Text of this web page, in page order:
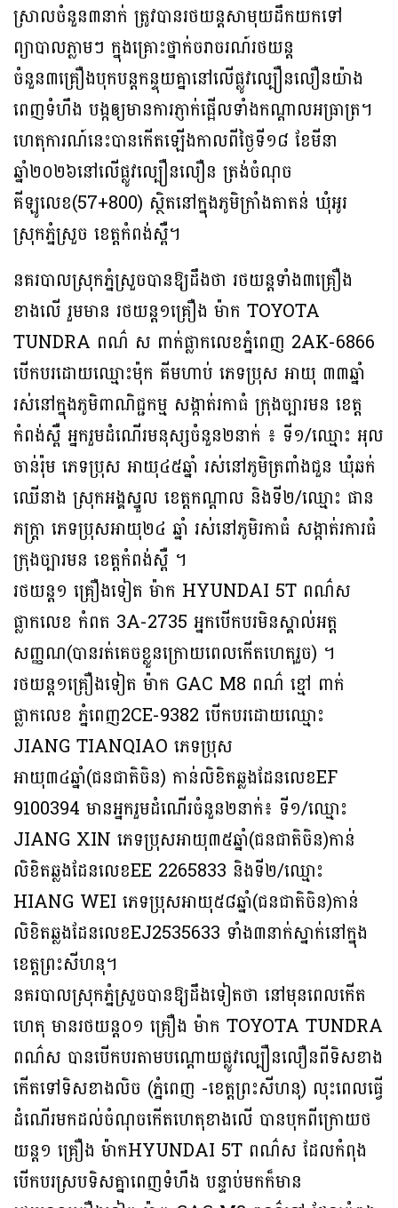
ស្រាលចំនួន៣នាក់ ត្រូវបានរថយន្តសាមុយដឹកយកទៅ
ព្យាបាលភ្លាមៗ ក្នុងគ្រោះថ្នាក់ចរាចរណ៍រថយន្ត
ចំនួន៣គ្រឿងបុកបន្តកន្ទុយគ្នានៅលើផ្លូវល្បឿនលឿនយ៉ាង
ពេញទំហឹង បង្កឲ្យមានការភ្ញាក់ផ្អើលទាំងកណ្ដាលអធ្រាត្រ។
ហេតុការណ៍នេះបានកើតឡើងកាលពីថ្ងៃទី១៨ ខែមីនា
ឆ្នាំ២០២៦នៅលើផ្លូវល្បឿនលឿន ត្រង់ចំណុច
គីឡូលេខ(57+800) ស្ថិតនៅក្នុងភូមិក្រាំងតាតន់ ឃុំអូរ
ស្រុកភ្នំស្រួច ខេត្តកំពង់ស្ពឺ។
នគរបាលស្រុកភ្នំស្រួចបានឱ្យដឹងថា រថយន្តទាំង៣គ្រឿង
ខាងលើ រួមមាន រថយន្ត១គ្រឿង ម៉ាក TOYOTA
TUNDRA ពណ៌ ស ពាក់ផ្លាកលេខភ្នំពេញ 2AK-6866
បើកបរដោយឈ្មោះម៉ុក គីមហាប់ ភេទប្រុស អាយុ ៣៣ឆ្នាំ
រស់នៅក្នុងភូមិពាណិជ្ជកម្ម សង្កាត់រកាធំ ក្រុងច្បារមន ខេត្ត
កំពង់ស្ពឺ អ្នករួមដំណើរមនុស្សចំនួន២នាក់ ៖ ទី១/ឈ្មោះ អុល
ចាន់រ៉ុម ភេទប្រុស អាយុ៤៥ឆ្នាំ រស់នៅភូមិត្រពាំងជួន ឃុំឆក់
ឈើនាង ស្រុកអង្គស្នួល ខេត្តកណ្ដាល និងទី២/ឈ្មោះ ផាន
ភក្ត្រា ភេទប្រុសអាយុ២៤ ឆ្នាំ រស់នៅភូមិរកាធំ សង្កាត់រការធំ
ក្រុងច្បារមន ខេត្តកំពង់ស្ពឺ ។
រថយន្ត១ គ្រឿងទៀត ម៉ាក HYUNDAI 5T ពណ៌ស
ផ្លាកលេខ កំពត 3A-2735 អ្នកបើកបរមិនស្គាល់អត្ត
សញ្ញណ(បានរត់គេចខ្លួនក្រោយពេលកើតហេតុរួច) ។
រថយន្ត១គ្រឿងទៀត ម៉ាក GAC M8 ពណ៌ ខ្មៅ ពាក់
ផ្លាកលេខ ភ្នំពេញ2CE-9382 បើកបរដោយឈ្មោះ
JIANG TIANQIAO ភេទប្រុស
អាយុ៣៤ឆ្នាំ(ជនជាតិចិន) កាន់លិខិតឆ្លងដែនលេខEF
9100394 មានអ្នករួមដំណើរចំនួន២នាក់៖ ទី១/ឈ្មោះ
JIANG XIN ភេទប្រុសអាយុ៣៥ឆ្នាំ(ជនជាតិចិន)កាន់
លិខិតឆ្លងដែនលេខEE 2265833 និងទី២/ឈ្មោះ
HIANG WEI ភេទប្រុសអាយុ៥៨ឆ្នាំ(ជនជាតិចិន)កាន់
លិខិតឆ្លងដែនលេខEJ2535633 ទាំង៣នាក់ស្នាក់នៅក្នុង
ខេត្តព្រះសីហនុ។
នគរបាលស្រុកភ្នំស្រួចបានឱ្យដឹងទៀតថា នៅមុនពេលកើត
ហេតុ មានរថយន្ត០១ គ្រឿង ម៉ាក TOYOTA TUNDRA
ពណ៌ស បានបើកបរតាមបណ្ដោយផ្លូវល្បឿនលឿនពីទិសខាង
កើតទៅទិសខាងលិច (ភ្នំពេញ -ខេត្តព្រះសីហនុ) លុះពេលធ្វើ
ដំណើរមកដល់ចំណុចកើតហេតុខាងលើ បានបុកពីក្រោយថ
យន្ត១ គ្រឿង ម៉ាកHYUNDAI 5T ពណ៌ស ដែលកំពុង
បើកបរស្របទិសគ្នាពេញទំហឹង បន្ទាប់មកក៏មាន